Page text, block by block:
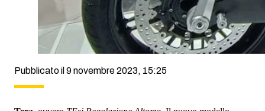
Pubblicato il 9 novembre 2023, 15:25